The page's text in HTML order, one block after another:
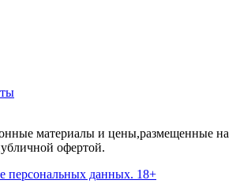
материалы и цены,размещенные на
офертой.
персональных данных. 18+